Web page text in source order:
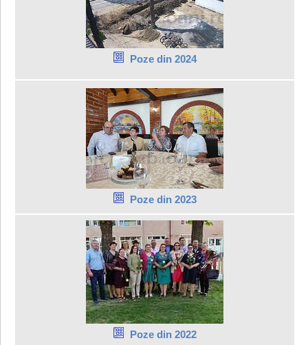
Poze din 2024
Poze din 2023
Poze din 2022